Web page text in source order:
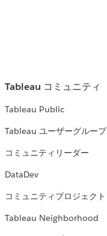
Tableau コミュニティ
Tableau Public
Tableau ユーザーグループ
コミュニティリーダー
DataDev
コミュニティプロジェクト
Tableau Neighborhood